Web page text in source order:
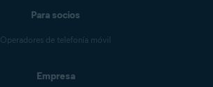
Para socios
Operadores de telefonía móvil
Empresa